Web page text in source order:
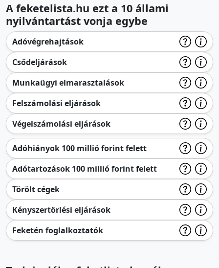
A feketelista.hu ezt a 10 állami
nyilvántartást vonja egybe
Adóvégrehajtások
Csődeljárások
Munkaügyi elmarasztalások
Felszámolási eljárások
Végelszámolási eljárások
Adóhiányok 100 millió forint felett
Adótartozások 100 millió forint felett
Törölt cégek
Kényszertörlési eljárások
Feketén foglalkoztatók